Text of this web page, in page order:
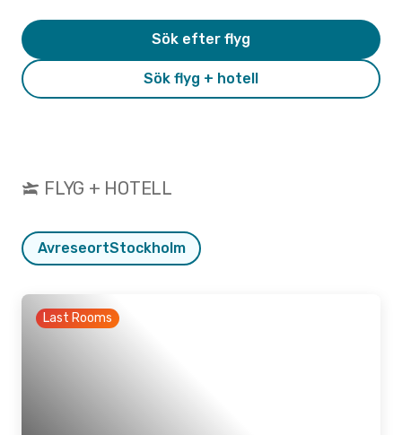
Sök flyg + hotell
Sök efter flyg
FLYG + HOTELL
AvreseortStockholm
Last Rooms